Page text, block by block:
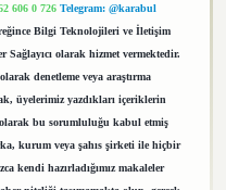
606 0 726 Telegram: @karabul
Bilgi Teknolojileri ve İletişim
olarak hizmet vermektedir.
denetleme veya araştırma
üyelerimiz yazdıkları içeriklerin
bu sorumluluğu kabul etmiş
kurum veya şahıs şirketi ile hiçbir
kendi hazırladığımız makaleler